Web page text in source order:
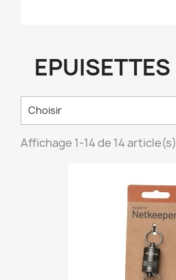
EPUISETTES
Choisir
Affichage 1-14 de 14 article(s)